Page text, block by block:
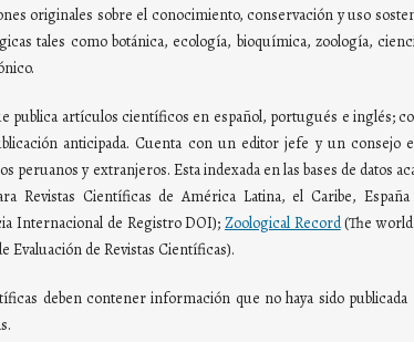
originales sobre el conocimiento, conservación y uso
tales como botánica, ecología, bioquímica, zoología,
publica artículos científicos en español, portugués e inglés;
anticipada. Cuenta con un editor jefe y un
peruanos y extranjeros. Esta indexada en las bases de datos
Revistas Científicas de América Latina, el Caribe, España
Internacional de Registro DOI); Zoological Record(The
Evaluación de Revistas Científicas).
deben contener información que no haya sido